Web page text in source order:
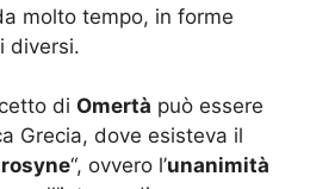
molto tempo, in forme
diversi.
di Omertà può essere
Grecia, dove esisteva il
“, ovvero l’unanimità